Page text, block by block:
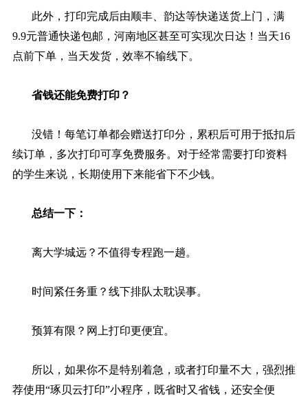
此外，打印完成后由顺丰、韵达等快递送货上门，满
9.9元普通快递包邮，河南地区甚至可实现次日达！当天16
点前下单，当天发货，效率不输线下。
省钱还能免费打印？
没错！每笔订单都会赠送打印分，累积后可用于抵扣后
续订单，多次打印可享免费服务。对于经常需要打印资料
的学生来说，长期使用下来能省下不少钱。
总结一下：
离大学城远？不值得专程跑一趟。
时间紧任务重？线下排队太耽误事。
预算有限？网上打印更便宜。
所以，如果你不是特别着急，或者打印量不大，强烈推
荐使用“琢贝云打印”小程序，既省时又省钱，还安全便